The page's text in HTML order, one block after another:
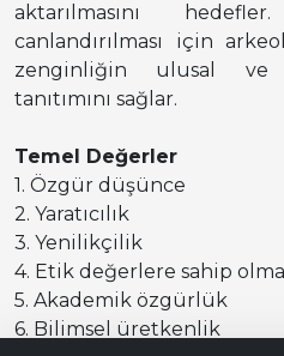
aktarılmasını
canlandırılması için
zenginliğin ulusal ve
tanıtımını sağlar.
Temel Değerler
1. Özgür düşünce
2. Yaratıcılık
3. Yenilikçilik
4. Etik değerlere sahip olma
5. Akademik özgürlük
6. Bilimsel üretkenlik